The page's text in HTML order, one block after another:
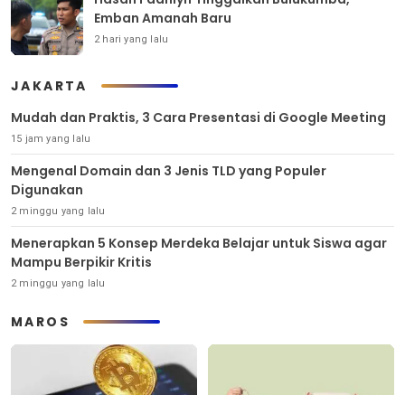
Emban Amanah Baru
2 hari yang lalu
JAKARTA
Mudah dan Praktis, 3 Cara Presentasi di Google Meeting
15 jam yang lalu
Mengenal Domain dan 3 Jenis TLD yang Populer
Digunakan
2 minggu yang lalu
Menerapkan 5 Konsep Merdeka Belajar untuk Siswa agar
Mampu Berpikir Kritis
2 minggu yang lalu
MAROS